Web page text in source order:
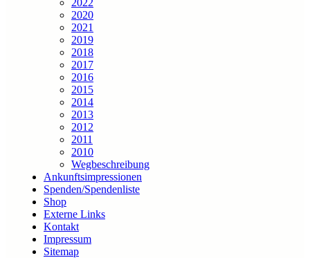
2022
2020
2021
2019
2018
2017
2016
2015
2014
2013
2012
2011
2010
Wegbeschreibung
Ankunftsimpressionen
Spenden/Spendenliste
Shop
Externe Links
Kontakt
Impressum
Sitemap